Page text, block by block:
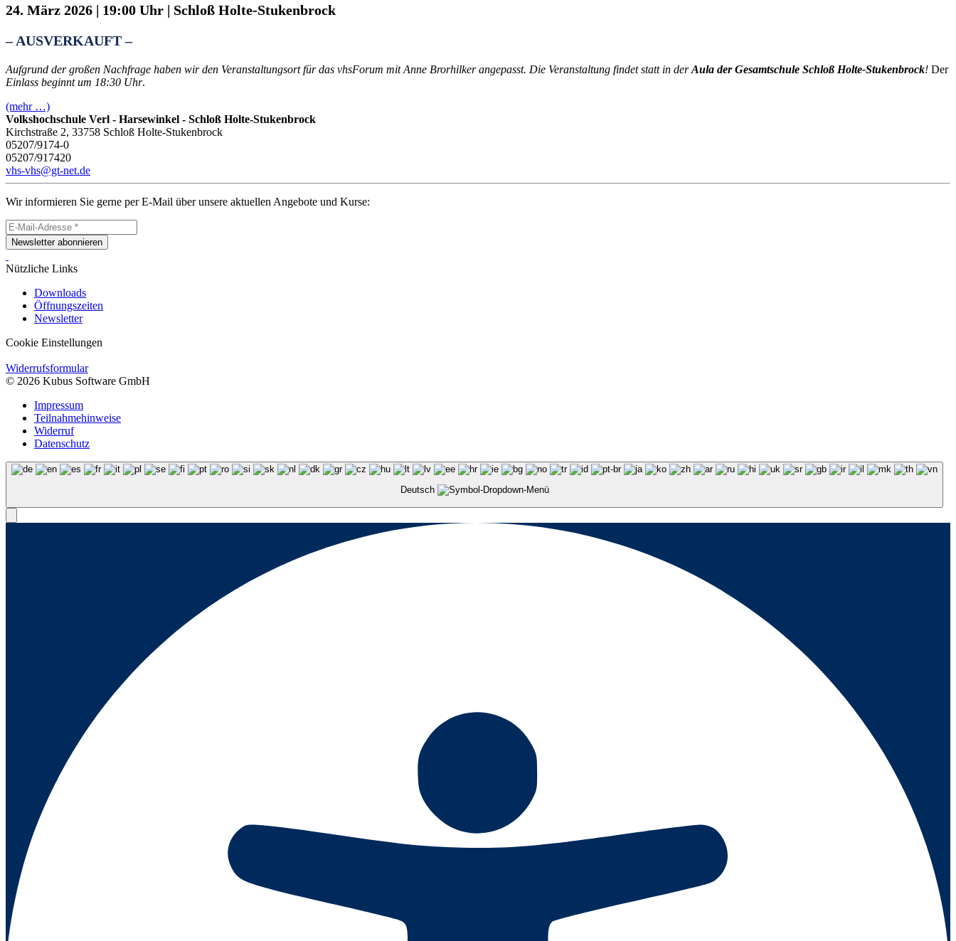
24. März 2026 | 19:00 Uhr | Schloß Holte-Stukenbrock
– AUSVERKAUFT –
Aufgrund der großen Nachfrage haben wir den Veranstaltungsort für das vhsForum mit Anne Brorhilker angepasst. Die Veranstaltung findet statt in derAula der Gesamtschule Schloß Holte-Stukenbrock! Der
Einlass beginnt um 18:30 Uhr.
(mehr …)
Volkshochschule Verl - Harsewinkel - Schloß Holte-Stukenbrock
Kirchstraße 2, 33758 Schloß Holte-Stukenbrock
05207/9174-0
05207/917420
vhs-vhs@gt-net.de
Wir informieren Sie gerne per E-Mail über unsere aktuellen Angebote und Kurse:
Newsletter abonnieren
Nützliche Links
Downloads
Öffnungszeiten
Newsletter
Cookie Einstellungen
Widerrufsformular
© 2026 Kubus Software GmbH
Impressum
Teilnahmehinweise
Widerruf
Datenschutz
Deutsch